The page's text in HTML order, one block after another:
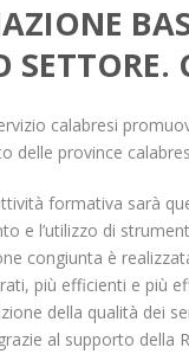
calabresi
delle province
formativa sarà
e l’utilizzo di
congiunta è
più efficienti e più
della qualità dei
al supporto della